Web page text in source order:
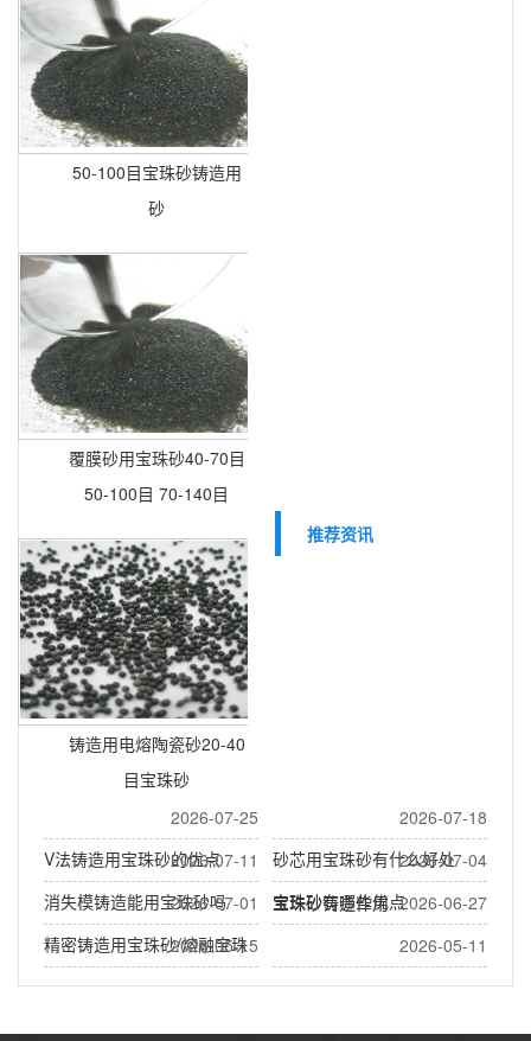
50-100目宝珠砂铸造用
砂
覆膜砂用宝珠砂40-70目
50-100目 70-140目
铸造用电熔陶瓷砂20-40
目宝珠砂
推荐资讯
2026-07-25
V法铸造用宝珠砂的优点
2026-07-18
砂芯用宝珠砂有什么好处
2026-07-11
消失模铸造能用宝珠砂吗
2026-07-04
宝珠砂有哪些优点
2026-07-01
精密铸造用宝珠砂/熔融宝珠
沙
2026-06-27
宝珠砂铸造作用
2026-05-15
熔融陶瓷砂(宝珠砂)做什么用
2026-05-11
泵阀铸造用宝珠砂